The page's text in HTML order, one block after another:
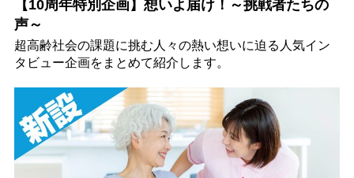
【10周年特別企画】想いよ届け！～挑戦者たちの
声～
超高齢社会の課題に挑む人々の熱い想いに迫る人気イン
タビュー企画をまとめて紹介します。